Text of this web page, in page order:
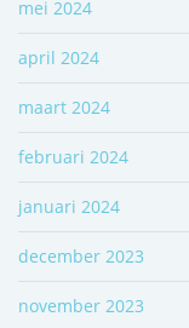
mei 2024
april 2024
maart 2024
februari 2024
januari 2024
december 2023
november 2023